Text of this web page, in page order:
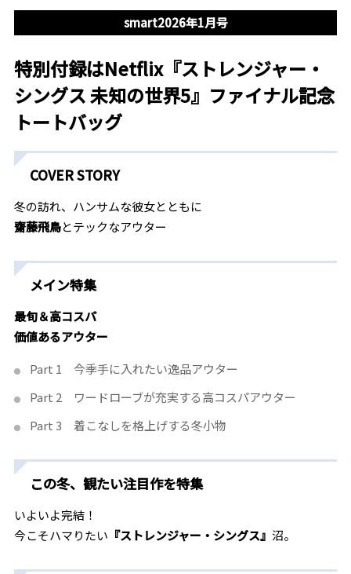
smart2026年1月号
特別付録はNetflix『ストレンジャー・
シングス 未知の世界5』ファイナル記念
トートバッグ
COVER STORY
冬の訪れ、ハンサムな彼女とともに
齋藤飛鳥とテックなアウター
メイン特集
最旬＆高コスパ
価値あるアウター
Part 1 今季手に入れたい逸品アウター
Part 2 ワードローブが充実する高コスパアウター
Part 3 着こなしを格上げする冬小物
この冬、観たい注目作を特集
いよいよ完結！
今こそハマりたい 『ストレンジャー・シングス』 沼。